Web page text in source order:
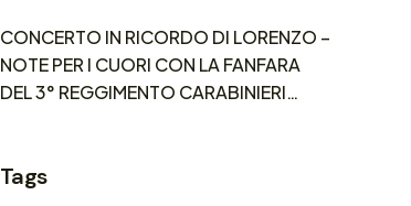
CONCERTO IN RICORDO DI LORENZO –
NOTE PER I CUORI CON LA FANFARA
DEL 3° REGGIMENTO CARABINIERI
Tags